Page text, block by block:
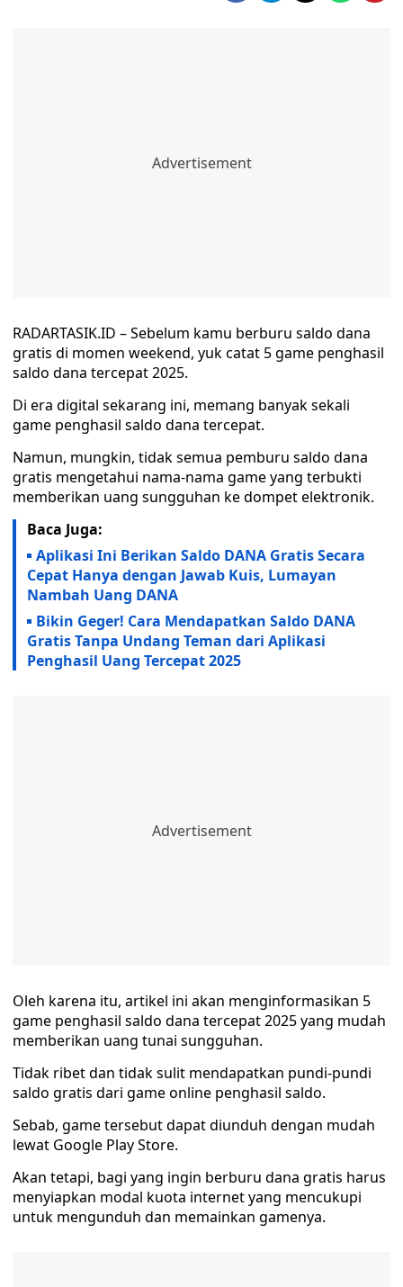
RADARTASIK.ID – Sebelum kamu berburu saldo dana
gratis di momen weekend, yuk catat 5 game penghasil
saldo dana tercepat 2025.
Di era digital sekarang ini, memang banyak sekali
game penghasil saldo dana tercepat.
Namun, mungkin, tidak semua pemburu saldo dana
gratis mengetahui nama-nama game yang terbukti
memberikan uang sungguhan ke dompet elektronik.
Baca Juga:
Aplikasi Ini Berikan Saldo DANA Gratis Secara
Cepat Hanya dengan Jawab Kuis, Lumayan
Nambah Uang DANA
Bikin Geger! Cara Mendapatkan Saldo DANA
Gratis Tanpa Undang Teman dari Aplikasi
Penghasil Uang Tercepat 2025
Oleh karena itu, artikel ini akan menginformasikan 5
game penghasil saldo dana tercepat 2025 yang mudah
memberikan uang tunai sungguhan.
Tidak ribet dan tidak sulit mendapatkan pundi-pundi
saldo gratis dari game online penghasil saldo.
Sebab, game tersebut dapat diunduh dengan mudah
lewat Google Play Store.
Akan tetapi, bagi yang ingin berburu dana gratis harus
menyiapkan modal kuota internet yang mencukupi
untuk mengunduh dan memainkan gamenya.